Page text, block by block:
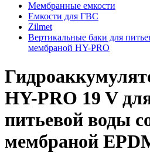
Мембранные емкости
Емкости для ГВС
Zilmet
Вертикальные баки для
мембраной HY-PRO
HY-PRO 19 V
питьевой воды
мембраной